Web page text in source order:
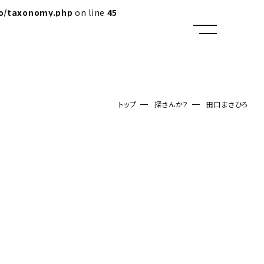
taxonomy.php on line 45
トップ 探さんか？ 田口まさひろ